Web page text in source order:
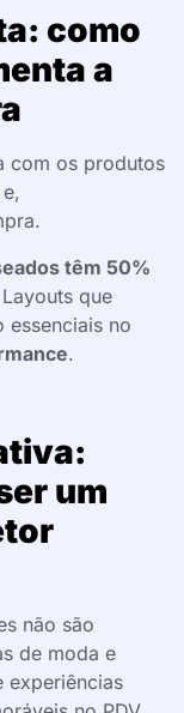
como
a
com os produtos
têm 50%
que
essenciais no
.
um
não são
de moda e
experiências